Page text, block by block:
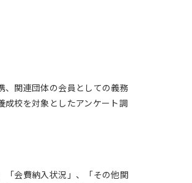
、関連団体の会員としての義務
成校を対象としたアンケート調
「会費納入状況」、「その他関